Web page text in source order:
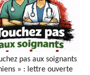
pas aux soignants
» : lettre ouverte